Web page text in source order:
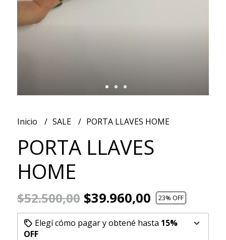
Inicio SALE PORTA LLAVES HOME
PORTA LLAVES
HOME
$52.500,00$39.960,00 23% OFF
Elegí cómo pagar y obtené hasta 15%
OFF